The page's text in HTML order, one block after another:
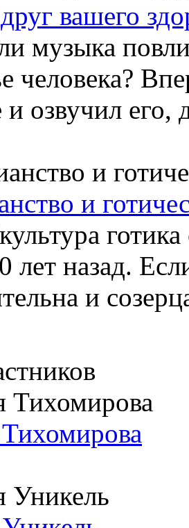
вашего
музыка
человека?
и озвучил
и
лет назад.
и